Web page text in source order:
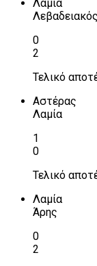
Λαμία
Λεβαδειακός
0
2
Τελικό
Αστέρας
Λαμία
1
0
Τελικό
Λαμία
Άρης
0
2